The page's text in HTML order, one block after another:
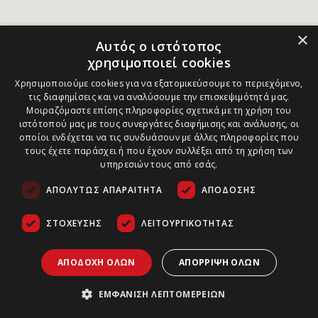
×
Αυτός ο ιστότοπος
χρησιμοποιεί cookies
Χρησιμοποιούμε cookies για να εξατομικεύσουμε το περιεχόμενο,
τις διαφημίσεις και να αναλύσουμε την επισκεψιμότητά μας.
Μοιραζόμαστε επίσης πληροφορίες σχετικά με τη χρήση του
ιστότοπού μας με τους συνεργάτες διαφήμισης και ανάλυσης, οι
οποίοι ενδέχεται να τις συνδυάσουν με άλλες πληροφορίες που
τους έχετε παράσχει ή που έχουν συλλέξει από τη χρήση των
υπηρεσιών τους από εσάς.
ΑΠΟΛΎΤΩΣ ΑΠΑΡΑΊΤΗΤΑ ΑΠΌΔΟΣΗΣ
ΣΤΌΧΕΥΣΗΣ ΛΕΙΤΟΥΡΓΙΚΌΤΗΤΑΣ
ΑΠΟΔΟΧΉ ΌΛΩΝ ΑΠΌΡΡΙΨΗ ΌΛΩΝ
ΕΜΦΆΝΙΣΗ ΛΕΠΤΟΜΕΡΕΙΏΝ